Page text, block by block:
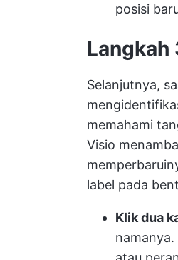
posisi
Langkah
Selanjutnya,
memahami
Visio
label pada
Klik dua